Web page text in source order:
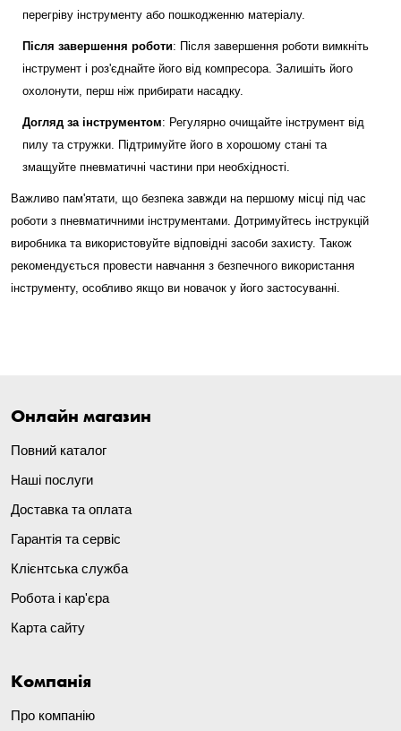
перегріву інструменту або пошкодженню матеріалу.
Після завершення роботи: Після завершення роботи вимкніть
інструмент і роз'єднайте його від компресора. Залишіть його
охолонути, перш ніж прибирати насадку.
Догляд за інструментом: Регулярно очищайте інструмент від
пилу та стружки. Підтримуйте його в хорошому стані та
змащуйте пневматичні частини при необхідності.
Важливо пам'ятати, що безпека завжди на першому місці під час
роботи з пневматичними інструментами. Дотримуйтесь інструкцій
виробника та використовуйте відповідні засоби захисту. Також
рекомендується провести навчання з безпечного використання
інструменту, особливо якщо ви новачок у його застосуванні.
Онлайн магазин
Повний каталог
Наші послуги
Доставка та оплата
Гарантія та сервіс
Клієнтська служба
Робота і кар'єра
Карта сайту
Компанія
Про компанію